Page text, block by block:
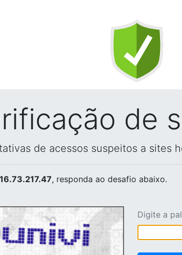
de
de acessos suspeitos a sites
, responda ao desafio abaixo.
Digite a